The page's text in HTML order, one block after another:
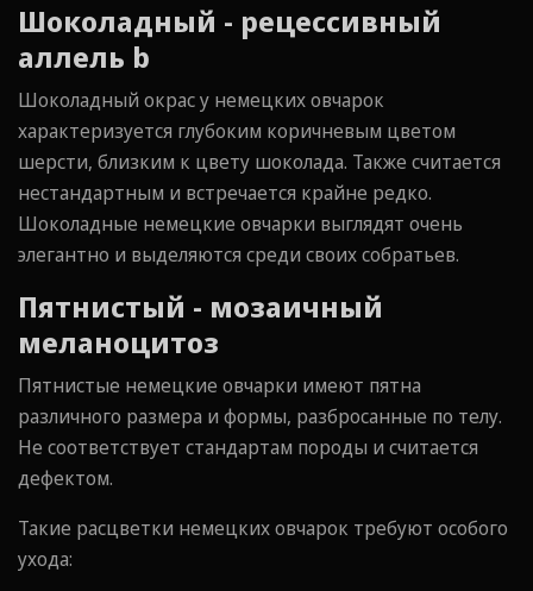
Шоколадный - рецессивный
аллель b
Шоколадный окрас у немецких овчарок
характеризуется глубоким коричневым цветом
шерсти, близким к цвету шоколада. Также считается
нестандартным и встречается крайне редко.
Шоколадные немецкие овчарки выглядят очень
элегантно и выделяются среди своих собратьев.
Пятнистый - мозаичный
меланоцитоз
Пятнистые немецкие овчарки имеют пятна
различного размера и формы, разбросанные по телу.
Не соответствует стандартам породы и считается
дефектом.
Такие расцветки немецких овчарок требуют особого
ухода: